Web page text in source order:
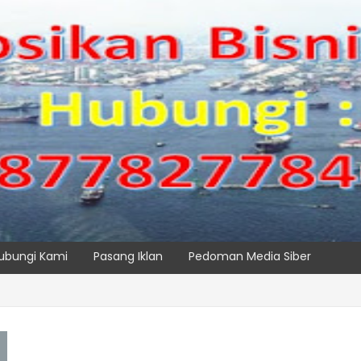
Kami Pasang Iklan Pedoman Media Siber